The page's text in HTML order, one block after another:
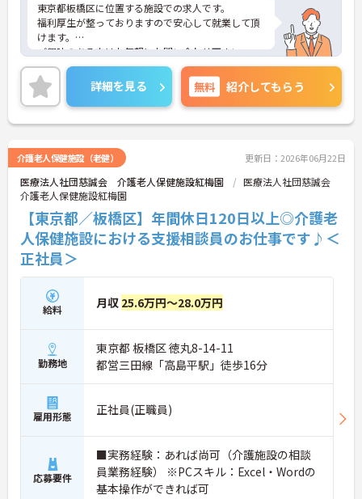
東京都板橋区に位置する施設での求人です。
福利厚生が整っておりますので安心して就業して頂
けます。
ご興味のある方はお気軽にお問い合わせ下さい。
詳細を見る 無料 紹介してもらう
介護老人保健施設（老健） 更新日：2026年06月22日
医療法人社団慈誠会 介護老人保健施設紅梅園
医療法人社団慈誠会
介護老人保健施設紅梅園
【東京都／板橋区】年間休日120日以上◎介護老
人保健施設における支援相談員のお仕事です♪＜
正社員＞
給料 月収 25.6万円～28.0万円
勤務地
東京都 板橋区 徳丸8-14-11
都営三田線「高島平駅」徒歩16分
雇用形態 正社員(正職員)
応募要件
■実務経験：あれば尚可（介護施設の相談
員業務経験） ※PCスキル：Excel・Wordの
基本操作ができれば可